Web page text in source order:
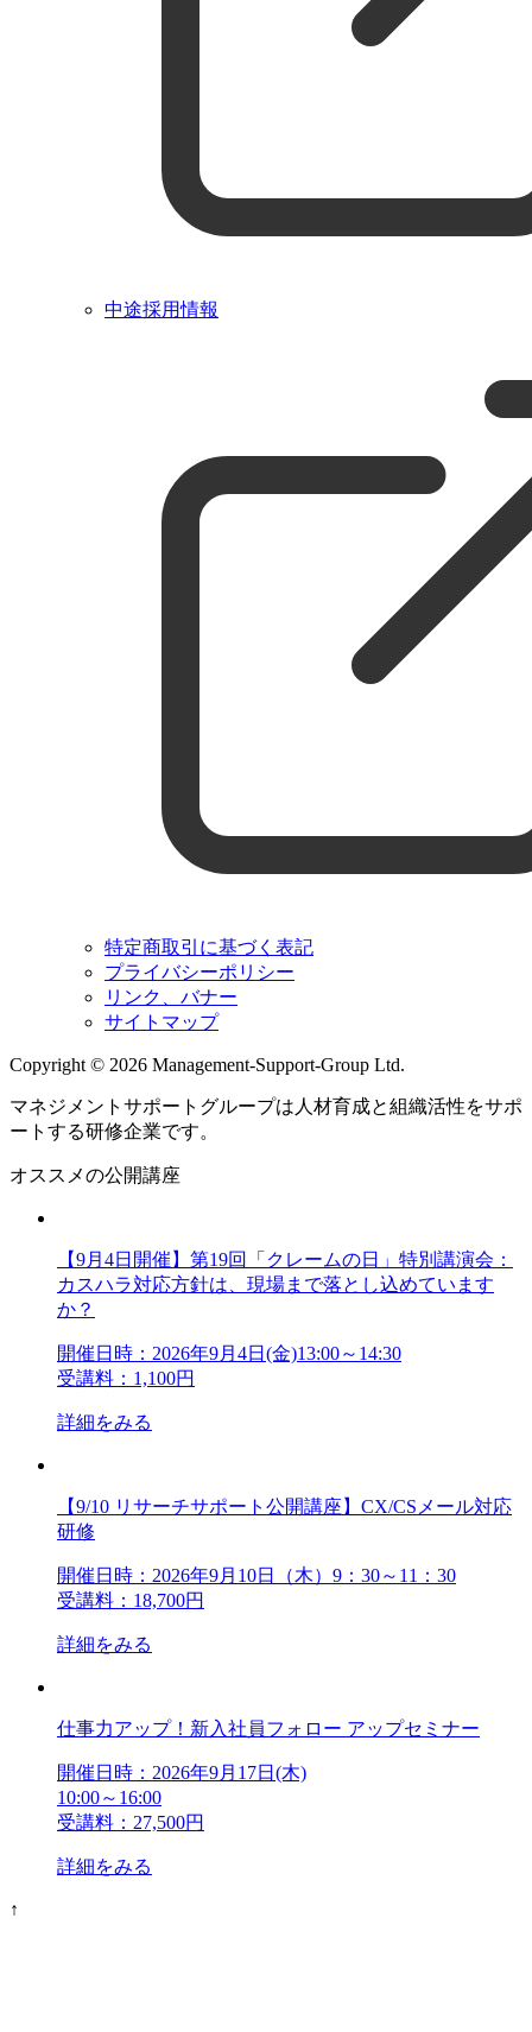
中途採用情報
特定商取引に基づく表記
プライバシーポリシー
リンク、バナー
サイトマップ
Copyright © 2026 Management-Support-Group Ltd.
マネジメントサポートグループは人材育成と組織活性をサポ
ートする研修企業です。
オススメの公開講座
【9月4日開催】第19回「クレームの日」特別講演会：
カスハラ対応方針は、現場まで落とし込めています
か？
開催日時：2026年9月4日(金)13:00～14:30
受講料：1,100円
詳細をみる
【9/10 リサーチサポート公開講座】CX/CSメール対応
研修
開催日時：2026年9月10日（木）9：30～11：30
受講料：18,700円
詳細をみる
仕事力アップ！新入社員フォロー アップセミナー
開催日時：2026年9月17日(木)
10:00～16:00
受講料：27,500円
詳細をみる
↑